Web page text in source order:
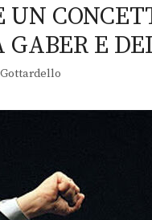
GABER E